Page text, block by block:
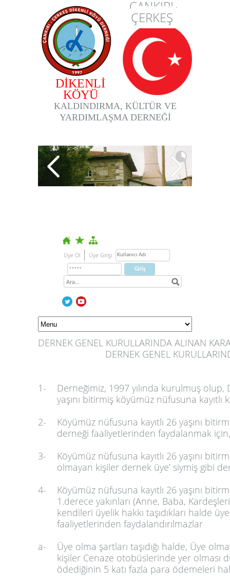
ÇANKIRI-
ÇERKEŞ
DİKENLİ
KÖYÜ
KALDINDIRMA, KÜLTÜR VE
YARDIMLAŞMA DERNEĞİ
Üye Ol Üye Girişi
DERNEK GENEL KURULLARINDA ALINAN
DERNEK GENEL
1-
Derneğimiz, 1997 yılında kurulmuş olup,
yaşını bitirmiş köyümüz nüfusuna
2-
Köyümüz nüfusuna kayıtlı 26 yaşını
derneği faaliyetlerinden faydalanmak
3-
Köyümüz nüfusuna kayıtlı 26 yaşını
olmayan kişiler dernek üye’ siymiş gibi
4-
Köyümüz nüfusuna kayıtlı 26 yaşını
1.derece yakınları (Anne, Baba,
kendileri üyelik hakkı taşıdıkları halde
faaliyetlerinden faydalandırılmazlar
a-
Üye olma şartları taşıdığı halde, Üye
kişiler Cenaze otobüslerinde yer olması
ödediğinin 5 katı fazla para ödemeleri